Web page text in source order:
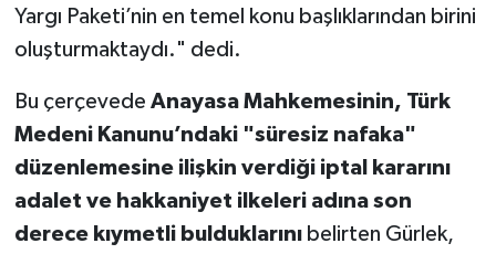
Yargı Paketi’nin en temel konu başlıklarından birini
oluşturmaktaydı." dedi.
Bu çerçevede Anayasa Mahkemesinin, Türk
Medeni Kanunu’ndaki "süresiz nafaka"
düzenlemesine ilişkin verdiği iptal kararını
adalet ve hakkaniyet ilkeleri adına son
derece kıymetli bulduklarını belirten Gürlek,